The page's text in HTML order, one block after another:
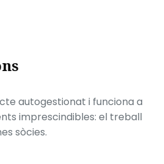
autogestionat i funciona a
imprescindibles: el treball
sòcies.